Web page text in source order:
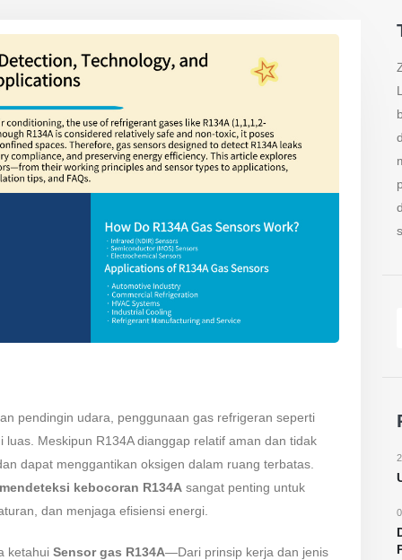
pendingin udara, penggunaan gas refrigeran seperti
luas. Meskipun R134A dianggap relatif aman dan tidak
dapat menggantikan oksigen dalam ruang terbatas.
kebocoran R134A sangat penting untuk
dan menjaga efisiensi energi.
ketahui Sensor gas R134A—Dari prinsip kerja dan jenis